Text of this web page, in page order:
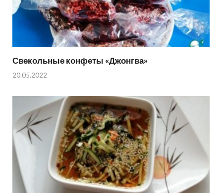
Свекольные конфеты «Джонгва»
20.05.2022